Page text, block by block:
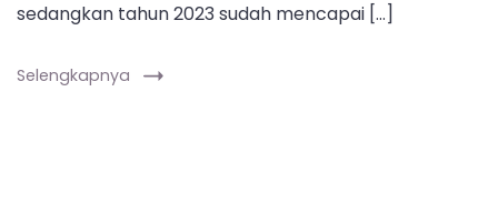
sedangkan tahun 2023 sudah mencapai […]
Selengkapnya